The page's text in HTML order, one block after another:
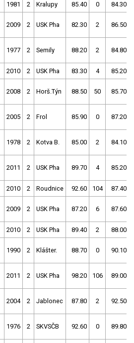
1981 2 Kralupy 85.40 0 84.30
2009 2 USK Pha 82.30 2 86.50
1977 2 Semily 88.20 2 84.80
2010 2 USK Pha 83.30 4 85.20
2008 2 Horš.Týn 88.50 50 85.70
2005 2 Frol 85.90 0 87.20
1978 2 Kotva B. 85.00 2 84.10
2011 2 USK Pha 89.70 4 85.20
2010 2 Roudnice 92.60 104 87.40
2009 2 USK Pha 87.20 6 87.60
2010 2 USK Pha 89.40 2 88.00
1990 2 Klášter. 88.70 0 90.10
2011 2 USK Pha 98.20 106 89.00
2004 2 Jablonec 87.80 2 92.50
1976 2 SKVSČB 92.60 0 89.80